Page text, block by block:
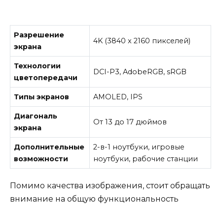
Разрешение
экрана
4K (3840 x 2160 пикселей)
Технологии
цветопередачи
DCI-P3, AdobeRGB, sRGB
Типы экранов AMOLED, IPS
Диагональ
экрана
От 13 до 17 дюймов
Дополнительные
возможности
2-в-1 ноутбуки, игровые
ноутбуки, рабочие станции
Помимо качества изображения, стоит обращать
внимание на общую функциональность